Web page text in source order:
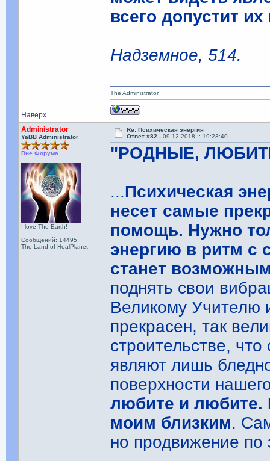
всего допустит
Надземное, 514.
Наверх
The Administrator.
Administrator
YaBB Administrator
Вне Форума
I love The Earth!
Сообщений: 14495
The Land of HealPlanet
Re: Психическая энергия
Ответ #82 -09.12.2018 :: 19:23:40
"РОДНЫЕ,
...Психическая
несет самые
помощь. Нужно
энергию в ритм с
станет
поднять свои
Великому Учителю
прекрасен, так
строительстве,
являют лишь
поверхности
любите и любите.
моим близким.
но продвижение по